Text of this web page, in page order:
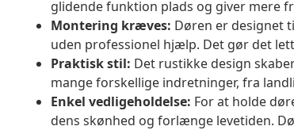
glidende funktion plads og giver mere
Montering kræves: Døren er designet
uden professionel hjælp. Det gør det
Praktisk stil: Det rustikke design
mange forskellige indretninger, fra
Enkel vedligeholdelse: For at holde
dens skønhed og forlænge levetiden.